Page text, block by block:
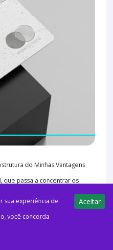
do Minhas Vantagens
que passa a concentrar os
sua experiência de
você concorda
Aceitar